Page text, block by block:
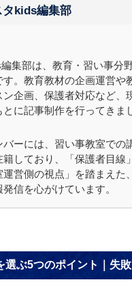
タkids編集部
集部は、教育・習い事分
す。教育教材の企画運営や
ン企画、保護者対応など、
に記事制作を行ってきま
バーには、習い事教室での
籍しており、「保護者目線
運営側の視点」を踏まえた
信を心がけています。
選ぶ5つのポイント｜失